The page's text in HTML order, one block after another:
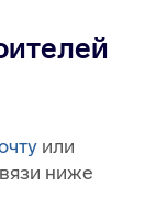
или
ниже